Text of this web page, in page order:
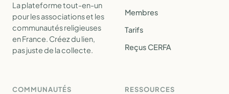
La plateforme tout-en-un
pour les associations et les
communautés religieuses
en France. Créez du lien,
pas juste de la collecte.
Membres
Tarifs
Reçus CERFA
COMMUNAUTÉS RESSOURCES